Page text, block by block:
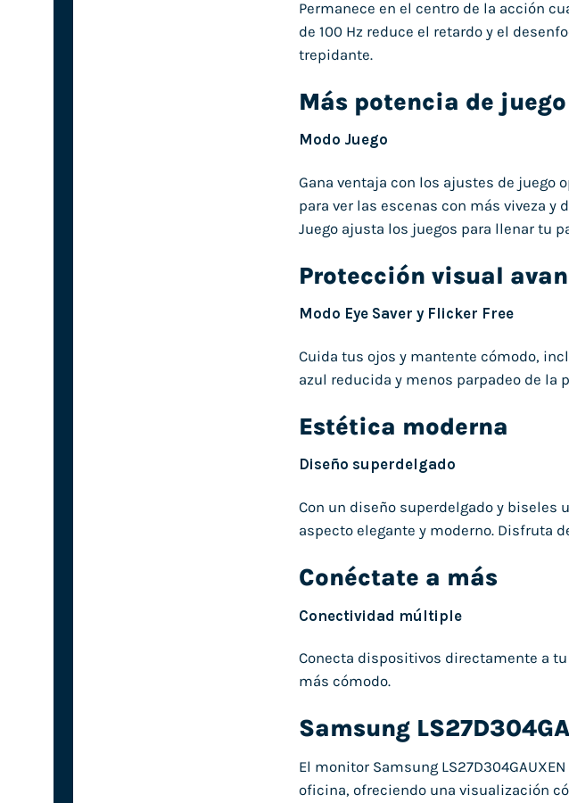
Permanece en el centro de la acción
de 100 Hz reduce el retardo y el
trepidante.
Más potencia de juego
Modo Juego
Gana ventaja con los ajustes de juego
para ver las escenas con más viveza
Juego ajusta los juegos para llenar tu
Protección visual
Modo Eye Saver y Flicker Free
Cuida tus ojos y mantente cómodo,
azul reducida y menos parpadeo de la
Estética moderna
Diseño superdelgado
Con un diseño superdelgado y
aspecto elegante y moderno. Disfruta
Conéctate a más
Conectividad múltiple
Conecta dispositivos directamente a
más cómodo.
Samsung
El monitor Samsung
oficina, ofreciendo una visualización